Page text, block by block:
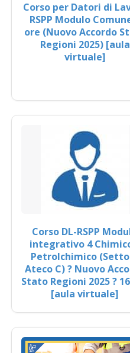
Corso per Datori di
RSPP Modulo
ore (Nuovo Accordo
Regioni 2025) [aula
virtuale]
Corso DL-RSPP
integrativo 4
Petrolchimico
Ateco C) ? Nuovo
Stato Regioni 2025 ?
[aula virtuale]